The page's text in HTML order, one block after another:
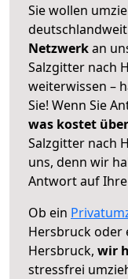
Sie wollen
Netzwerkan
Salzgitter nach
weiterwissen –
Sie! Wenn Sie
was kostet
Salzgitter nach
uns, denn wir
Antwort auf
Ob ein
Hersbruck oder
Hersbruck, wir
stressfrei